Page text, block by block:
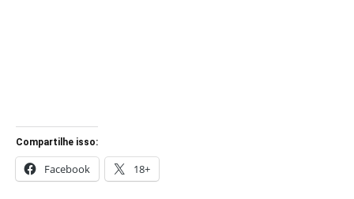
Compartilhe isso:
Facebook 18+